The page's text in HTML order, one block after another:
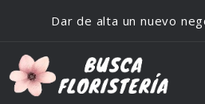
Dar de alta un nuevo